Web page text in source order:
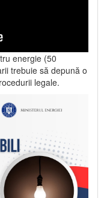
energie (50
trebuie să depună o
legale.